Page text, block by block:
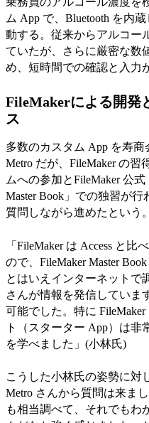
ム App で、Bluetooth を内
動する。従来からアルコー
ていたが、さらに厳密な数
め、短時間での確認と入力
FileMakerによる開発
ス
多数のカスタム App を寿商
Metro だが、FileMaker の
ムへの参加とFileMaker 公
Master Book」での独習が
質問しながら進めたという。
「FileMaker は Access と
ので、FileMaker Master
とはいえインターネットで
さんが情報を発信していま
可能でした。特に
ト（スターター App）は非
を学べました」(小林氏)
こうした小林氏の姿勢に対
Metro さんから質問は来ま
も相当調べて、それでもわ